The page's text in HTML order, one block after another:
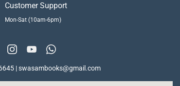
Customer Support
Mon-Sat (10am-6pm)
| swasambooks@gmail.com